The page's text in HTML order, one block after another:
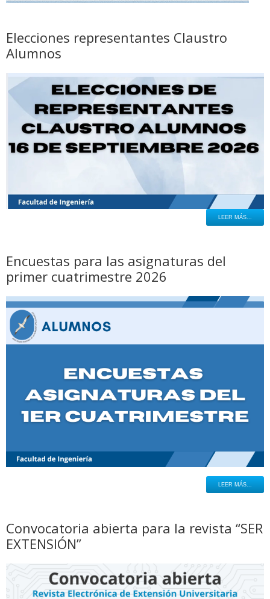
Elecciones representantes Claustro
Alumnos
LEER MÁS...
Encuestas para las asignaturas del
primer cuatrimestre 2026
LEER MÁS...
Convocatoria abierta para la revista “SER
EXTENSIÓN”